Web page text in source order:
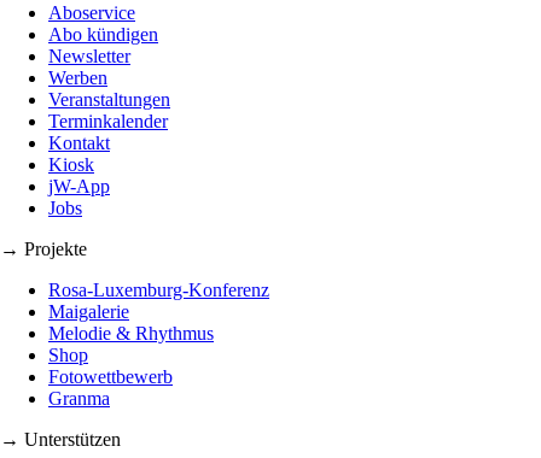
Aboservice
Abo kündigen
Newsletter
Werben
Veranstaltungen
Terminkalender
Kontakt
Kiosk
jW-App
Jobs
→ Projekte
Rosa-Luxemburg-Konferenz
Maigalerie
Melodie & Rhythmus
Shop
Fotowettbewerb
Granma
→ Unterstützen